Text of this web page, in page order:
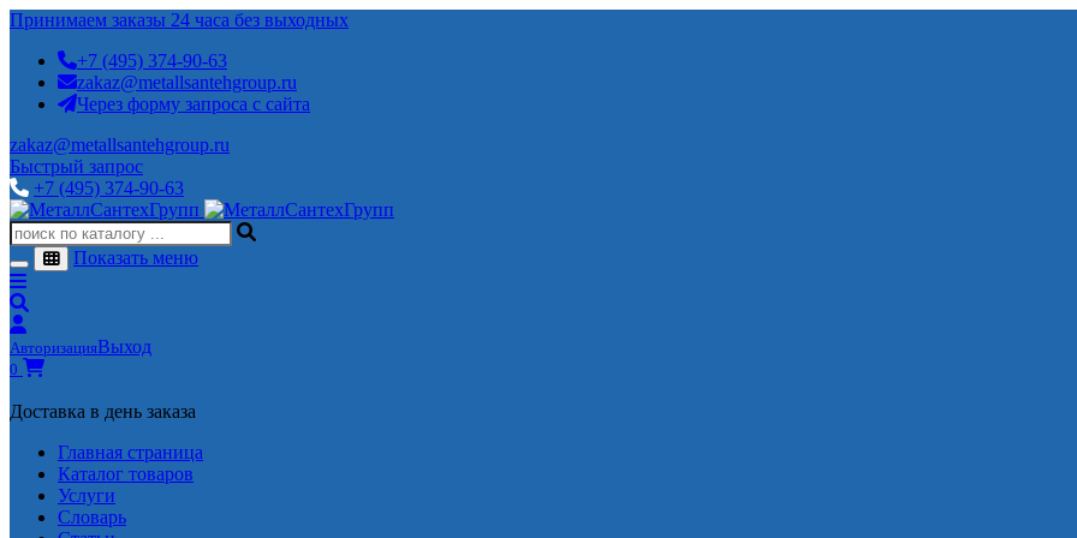
Принимаем заказы 24 часа без выходных
+7 (495) 374-90-63
zakaz@metallsantehgroup.ru
Через форму запроса с сайта
zakaz@metallsantehgroup.ru
Быстрый запрос
+7 (495) 374-90-63
Показать меню
АвторизацияВыход
0
Доставка в день заказа
Главная страница
Каталог товаров
Услуги
Словарь